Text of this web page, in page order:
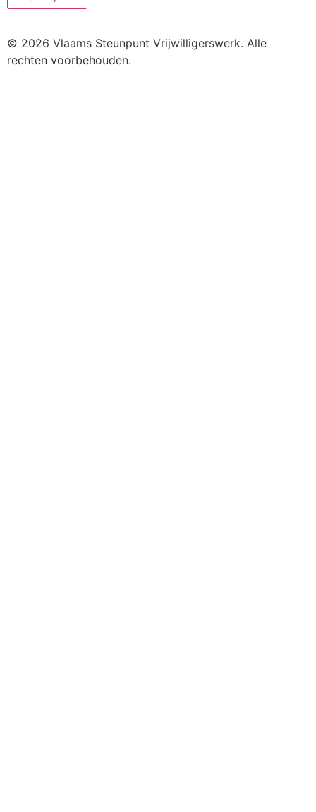
© 2026 Vlaams Steunpunt Vrijwilligerswerk. Alle
rechten voorbehouden.